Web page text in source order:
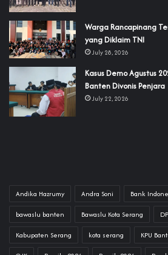
‎Warga Rancapinang
yang Diklaim TNI‎‎
July 28, 2026
‎Kasus Demo Agustus
Banten Divonis Penjara
July 22, 2026
Andika Hazrumy Andra Soni Bank
bawaslu banten Bawaslu Kota Serang
Kabupaten Serang kota serang KPU